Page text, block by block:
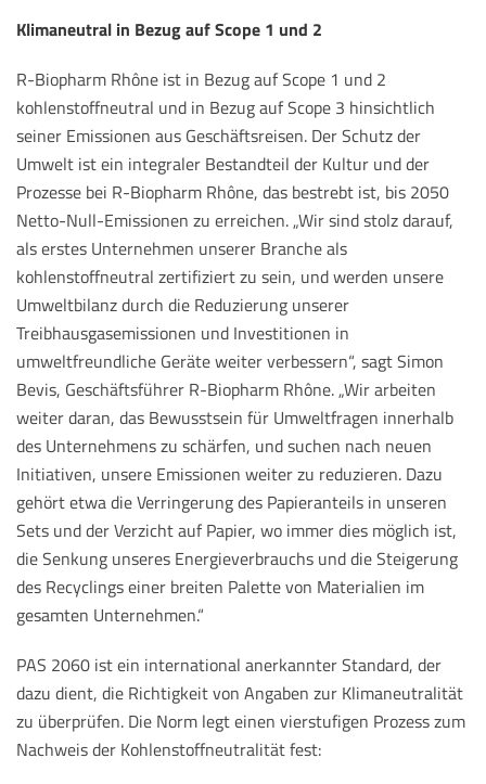
Klimaneutral in Bezug auf Scope 1 und 2
R-Biopharm Rhône ist in Bezug auf Scope 1 und 2
kohlenstoffneutral und in Bezug auf Scope 3 hinsichtlich
seiner Emissionen aus Geschäftsreisen. Der Schutz der
Umwelt ist ein integraler Bestandteil der Kultur und der
Prozesse bei R-Biopharm Rhône, das bestrebt ist, bis 2050
Netto-Null-Emissionen zu erreichen. „Wir sind stolz darauf,
als erstes Unternehmen unserer Branche als
kohlenstoffneutral zertifiziert zu sein, und werden unsere
Umweltbilanz durch die Reduzierung unserer
Treibhausgasemissionen und Investitionen in
umweltfreundliche Geräte weiter verbessern“, sagt Simon
Bevis, Geschäftsführer R-Biopharm Rhône. „Wir arbeiten
weiter daran, das Bewusstsein für Umweltfragen innerhalb
des Unternehmens zu schärfen, und suchen nach neuen
Initiativen, unsere Emissionen weiter zu reduzieren. Dazu
gehört etwa die Verringerung des Papieranteils in unseren
Sets und der Verzicht auf Papier, wo immer dies möglich ist,
die Senkung unseres Energieverbrauchs und die Steigerung
des Recyclings einer breiten Palette von Materialien im
gesamten Unternehmen.“
PAS 2060 ist ein international anerkannter Standard, der
dazu dient, die Richtigkeit von Angaben zur Klimaneutralität
zu überprüfen. Die Norm legt einen vierstufigen Prozess zum
Nachweis der Kohlenstoffneutralität fest: